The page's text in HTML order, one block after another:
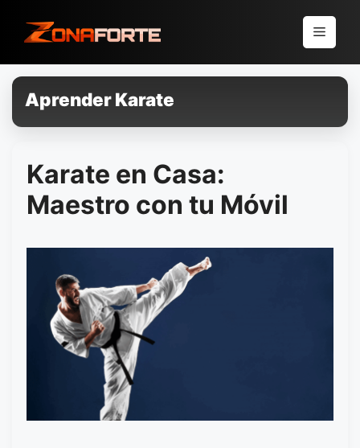
para
conteúdo
Menu
Aprender Karate
Karate en Casa:
Maestro con tu Móvil